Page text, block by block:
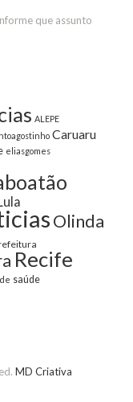
que assunto
ALEPE
Caruaru
eliasgomes
Olinda
Recife
saúde
MD Criativa